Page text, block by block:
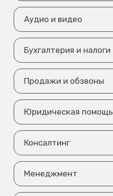
Аудио и видео
Бухгалтерия и налоги
Продажи и обзвоны
Юридическая помощь
Консалтинг
Менеджмент